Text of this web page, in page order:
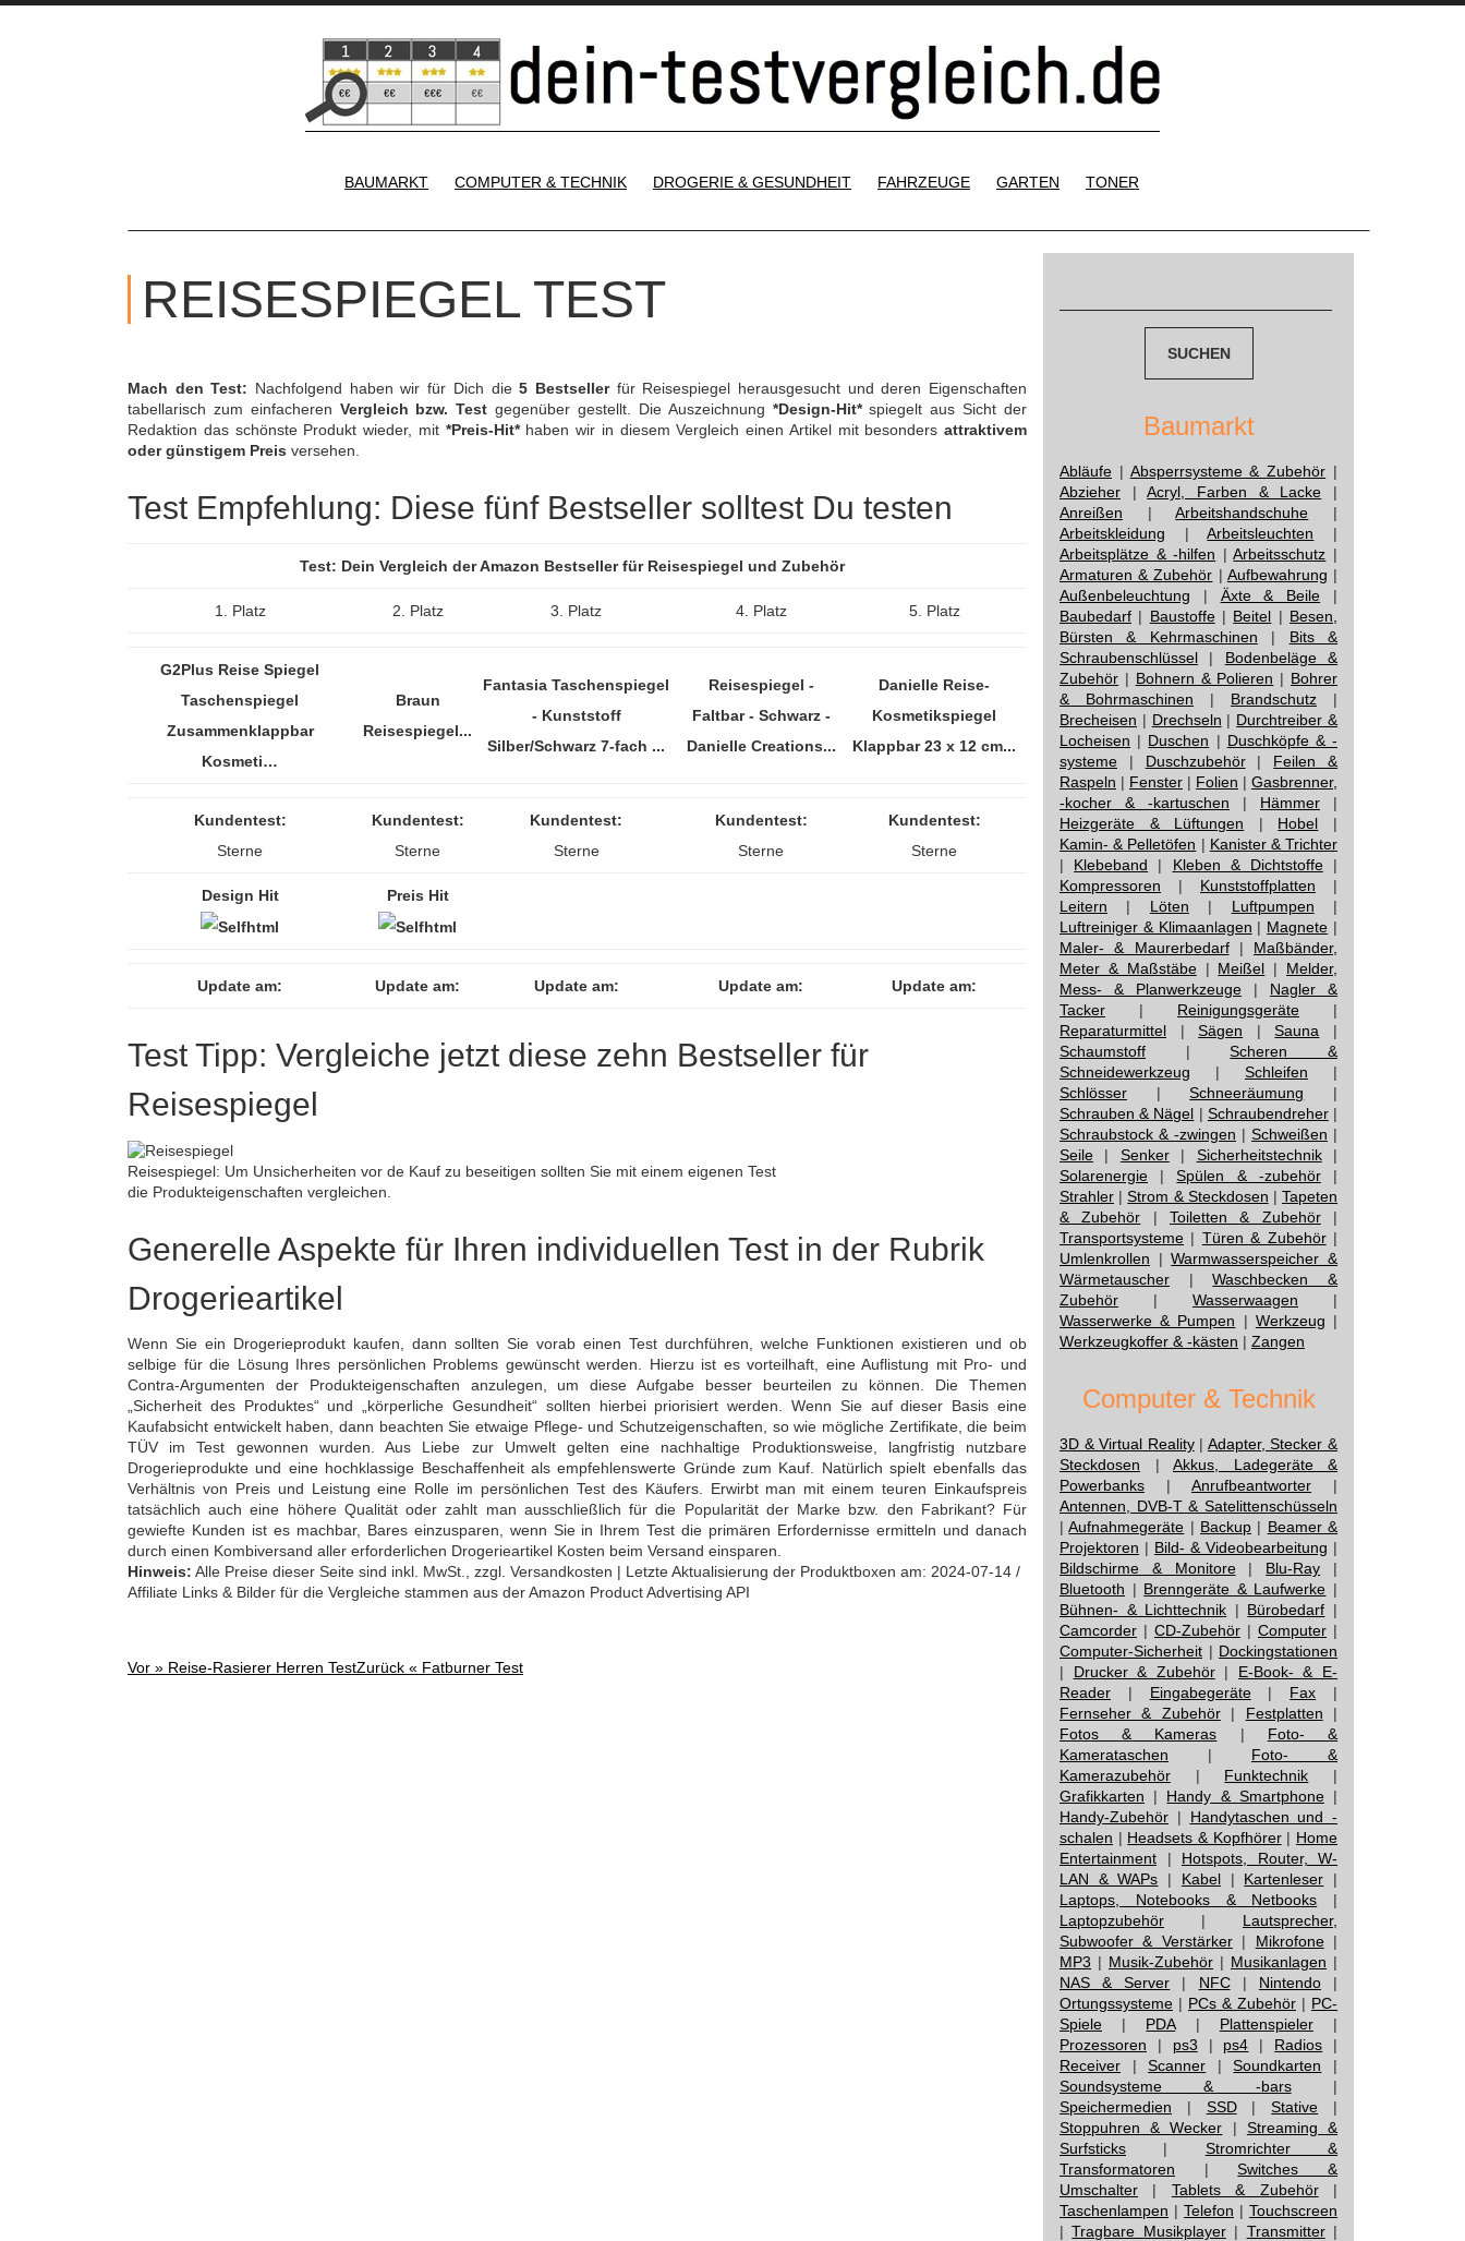
BAUMARKT
COMPUTER & TECHNIK DROGERIE & GESUNDHEIT FAHRZEUGE GARTEN TONER
REISESPIEGEL TEST
Mach den Test: Nachfolgend haben wir für Dich die5 Bestsellerfür Reisespiegel herausgesucht und deren Eigenschaften
tabellarisch zum einfacheren Vergleich bzw. Test gegenüber gestellt. Die Auszeichnung *Design-Hit*spiegelt aus Sicht der
Redaktion das schönste Produkt wieder, mit *Preis-Hit*haben wir in diesem Vergleich einen Artikel mit besonders attraktivem
oder günstigem Preis versehen.
Test Empfehlung: Diese fünf Bestseller solltest Du testen
Test: Dein Vergleich der Amazon Bestseller für Reisespiegel und Zubehör
1. Platz 2. Platz 3. Platz 4. Platz 5. Platz
G2Plus Reise Spiegel
Taschenspiegel
Zusammenklappbar
Kosmeti…
Braun
Reisespiegel...
Fantasia Taschenspiegel
- Kunststoff
Silber/Schwarz 7-fach ...
Reisespiegel -
Faltbar - Schwarz -
Danielle Creations...
Danielle Reise-
Kosmetikspiegel
Klappbar 23 x 12 cm...
Kundentest:
Sterne
Kundentest:
Sterne
Kundentest:
Sterne
Kundentest:
Sterne
Kundentest:
Sterne
Design Hit Preis Hit
Update am: Update am: Update am: Update am: Update am:
Test Tipp: Vergleiche jetzt diese zehn Bestseller für
Reisespiegel
Reisespiegel: Um Unsicherheiten vor de Kauf zu beseitigen sollten Sie mit einem eigenen Test
die Produkteigenschaften vergleichen.
Generelle Aspekte für Ihren individuellen Test in der Rubrik
Drogerieartikel
Wenn Sie ein Drogerieprodukt kaufen, dann sollten Sie vorab einen Test durchführen, welche Funktionen existieren und ob
selbige für die Lösung Ihres persönlichen Problems gewünscht werden. Hierzu ist es vorteilhaft, eine Auflistung mit Pro- und
Contra-Argumenten der Produkteigenschaften anzulegen, um diese Aufgabe besser beurteilen zu können. Die Themen
„Sicherheit des Produktes“ und „körperliche Gesundheit“ sollten hierbei priorisiert werden. Wenn Sie auf dieser Basis eine
Kaufabsicht entwickelt haben, dann beachten Sie etwaige Pflege- und Schutzeigenschaften, so wie mögliche Zertifikate, die beim
TÜV im Test gewonnen wurden. Aus Liebe zur Umwelt gelten eine nachhaltige Produktionsweise, langfristig nutzbare
Drogerieprodukte und eine hochklassige Beschaffenheit als empfehlenswerte Gründe zum Kauf. Natürlich spielt ebenfalls das
Verhältnis von Preis und Leistung eine Rolle im persönlichen Test des Käufers. Erwirbt man mit einem teuren Einkaufspreis
tatsächlich auch eine höhere Qualität oder zahlt man ausschließlich für die Popularität der Marke bzw. den Fabrikant? Für
gewiefte Kunden ist es machbar, Bares einzusparen, wenn Sie in Ihrem Test die primären Erfordernisse ermitteln und danach
durch einen Kombiversand aller erforderlichen Drogerieartikel Kosten beim Versand einsparen.
Hinweis: Alle Preise dieser Seite sind inkl. MwSt., zzgl. Versandkosten | Letzte Aktualisierung der Produktboxen am: 2024-07-14 /
Affiliate Links & Bilder für die Vergleiche stammen aus der Amazon Product Advertising API
Post
Vor » Reise-Rasierer Herren TestZurück « Fatburner Test
Baumarkt
Abläufe | Absperrsysteme & Zubehör |
Abzieher |Acryl, Farben & Lacke |
Anreißen |Arbeitshandschuhe |
Arbeitskleidung |Arbeitsleuchten |
Arbeitsplätze & -hilfen |Arbeitsschutz |
Armaturen & Zubehör | Aufbewahrung |
Außenbeleuchtung | Äxte & Beile |
Baubedarf | Baustoffe| Beitel | Besen,
Bürsten & Kehrmaschinen | Bits &
Schraubenschlüssel | Bodenbeläge &
Zubehör | Bohnern & Polieren | Bohrer
& Bohrmaschinen | Brandschutz |
Brecheisen | Drechseln | Durchtreiber &
Locheisen | Duschen | Duschköpfe & -
systeme | Duschzubehör| Feilen &
Raspeln | Fenster | Folien | Gasbrenner,
-kocher & -kartuschen | Hämmer |
Heizgeräte & Lüftungen | Hobel |
Kamin- & Pelletöfen | Kanister & Trichter
| Klebeband | Kleben & Dichtstoffe|
Kompressoren | Kunststoffplatten |
Leitern | Löten | Luftpumpen |
Luftreiniger & Klimaanlagen | Magnete |
Maler- & Maurerbedarf| Maßbänder,
Meter & Maßstäbe| Meißel | Melder,
Mess- & Planwerkzeuge | Nagler &
Tacker | Reinigungsgeräte |
Reparaturmittel |Sägen |Sauna |
Schaumstoff |Scheren &
Schneidewerkzeug | Schleifen |
Schlösser |Schneeräumung |
Schrauben & Nägel | Schraubendreher|
Schraubstock & -zwingen | Schweißen |
Seile | Senker| Sicherheitstechnik|
Solarenergie |Spülen & -zubehör|
Strahler |Strom & Steckdosen |Tapeten
& Zubehör |Toiletten & Zubehör|
Transportsysteme | Türen & Zubehör|
Umlenkrollen |Warmwasserspeicher &
Wärmetauscher |Waschbecken &
Zubehör | Wasserwaagen |
Wasserwerke & Pumpen | Werkzeug |
Werkzeugkoffer & -kästen | Zangen
Computer & Technik
3D & Virtual Reality| Adapter, Stecker &
Steckdosen | Akkus, Ladegeräte &
Powerbanks | Anrufbeantworter |
Antennen, DVB-T & Satelittenschüsseln
|Aufnahmegeräte | Backup | Beamer &
Projektoren | Bild- & Videobearbeitung |
Bildschirme & Monitore| Blu-Ray |
Bluetooth | Brenngeräte & Laufwerke |
Bühnen- & Lichttechnik | Bürobedarf |
Camcorder | CD-Zubehör | Computer |
Computer-Sicherheit | Dockingstationen
| Drucker & Zubehör| E-Book- & E-
Reader | Eingabegeräte| Fax |
Fernseher & Zubehör| Festplatten |
Fotos & Kameras | Foto- &
Kamerataschen | Foto- &
Kamerazubehör | Funktechnik |
Grafikkarten | Handy & Smartphone|
Handy-Zubehör | Handytaschen und -
schalen | Headsets & Kopfhörer| Home
Entertainment | Hotspots, Router, W-
LAN & WAPs | Kabel| Kartenleser |
Laptops, Notebooks & Netbooks |
Laptopzubehör | Lautsprecher,
Subwoofer & Verstärker| Mikrofone|
MP3 | Musik-Zubehör | Musikanlagen |
NAS & Server | NFC| Nintendo|
Ortungssysteme | PCs & Zubehör | PC-
Spiele | PDA| Plattenspieler|
Prozessoren | ps3 | ps4 | Radios |
Receiver |Scanner |Soundkarten |
Soundsysteme & -bars|
Speichermedien | SSD|Stative |
Stoppuhren & Wecker | Streaming &
Surfsticks | Stromrichter &
Transformatoren |Switches &
Umschalter | Tablets & Zubehör|
Taschenlampen | Telefon | Touchscreen
|Tragbare Musikplayer| Transmitter|